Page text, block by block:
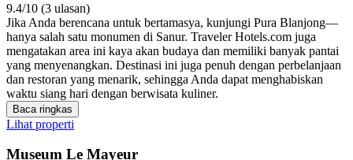
9.4/10 (3 ulasan)
Jika Anda berencana untuk bertamasya, kunjungi Pura Blanjong—
hanya salah satu monumen di Sanur. Traveler Hotels.com juga
mengatakan area ini kaya akan budaya dan memiliki banyak pantai
yang menyenangkan. Destinasi ini juga penuh dengan perbelanjaan
dan restoran yang menarik, sehingga Anda dapat menghabiskan
waktu siang hari dengan berwisata kuliner.
Baca ringkas
Lihat properti
Museum Le Mayeur